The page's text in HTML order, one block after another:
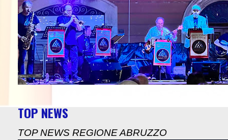
TOP NEWS
TOP NEWS REGIONE ABRUZZO